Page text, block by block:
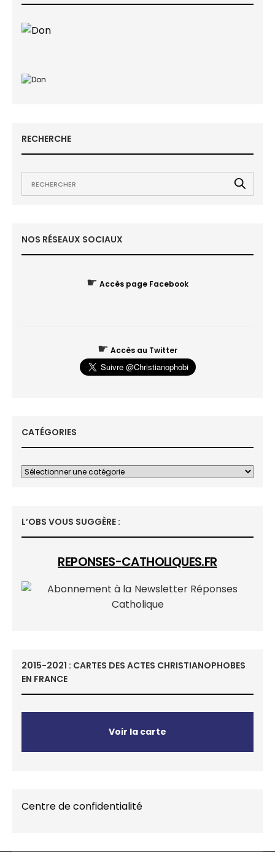
RECHERCHE
NOS RÉSEAUX SOCIAUX
☛ Accès page Facebook
☛ Accès au Twitter
CATÉGORIES
L’OBS VOUS SUGGÈRE :
REPONSES-CATHOLIQUES.FR
2015-2021 : CARTES DES ACTES CHRISTIANOPHOBES
EN FRANCE
Voir la carte
Centre de confidentialité